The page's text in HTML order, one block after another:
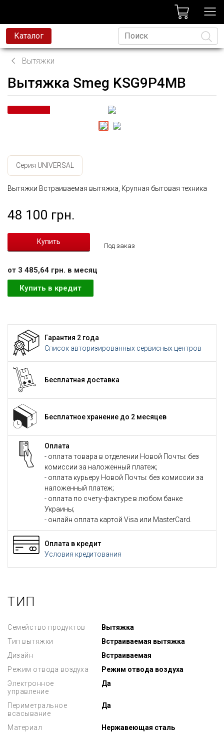
Каталог
Вытяжки
Вытяжка Smeg KSG9P4MB
Серия UNIVERSAL
Вытяжки Встраиваемая вытяжка, Крупная бытовая техника
48 100 грн.
Под заказ
от 3 485,64 грн. в месяц
Купить в кредит
Гарантия 2 года
Список авторизированных сервисных центров
Бесплатная доставка
Бесплатное хранение до 2 месяцев
Оплата
- оплата товара в отделении Новой Почты: без
комиссии за наложенный платеж;
- оплата курьеру Новой Почты: без комиссии за
наложенный платеж;
- оплата по счету-фактуре в любом банке
Украины;
- онлайн оплата картой Visa или MasterCard.
Оплата в кредит
Условия кредитования
ТИП
Семейство продуктов
Вытяжка
Тип вытяжки
Встраиваемая вытяжка
Дизайн
Встраиваемая
Режим отвода воздуха
Режим отвода воздуха
Электронное
управление
Да
Периметральное
всасывание
Да
Материал
Нержавеющая сталь